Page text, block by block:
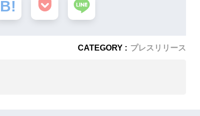
CATEGORY : プレスリリース